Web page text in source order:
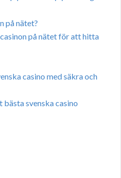
på nätet?
på nätet för att hitta
casino med säkra och
svenska casino